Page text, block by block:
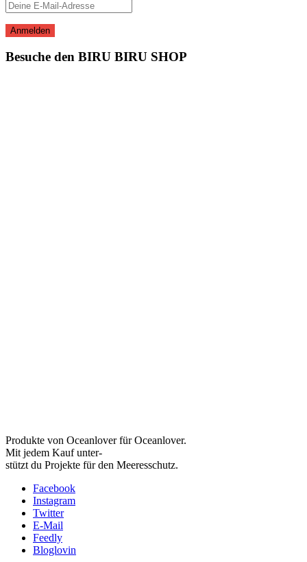
Besuche den BIRU BIRU SHOP
Produkte von Oceanlover für Oceanlover.
Mit jedem Kauf unter-
stützt du Projekte für den Meeresschutz.
Facebook
Instagram
Twitter
E-Mail
Feedly
Bloglovin